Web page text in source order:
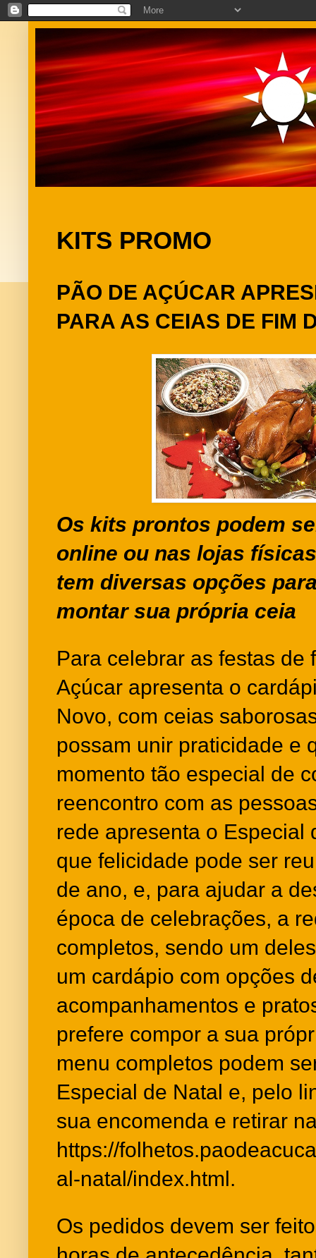
KITS PROMO
PÃO DE AÇÚCAR
PARA AS CEIAS DE FIM
Os kits prontos podem
online ou nas lojas
tem diversas opções
montar sua própria ceia
Para celebrar as festas de
Açúcar apresenta o
Novo, com ceias
possam unir praticidade e
momento tão especial de
reencontro com as
rede apresenta o Especial
que felicidade pode ser
de ano, e, para ajudar a
época de celebrações, a
completos, sendo um
um cardápio com opções
acompanhamentos e
prefere compor a sua
menu completos podem
Especial de Natal e, pelo
sua encomenda e retirar
https://
al-natal/index.html.
Os pedidos devem ser